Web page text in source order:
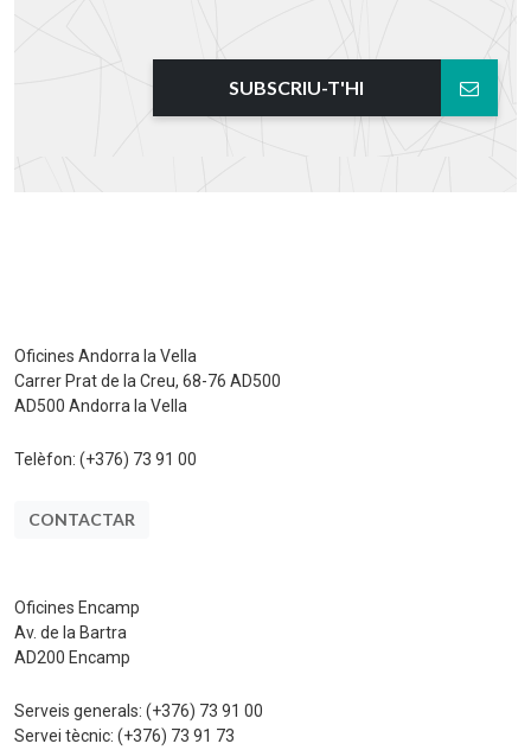
SUBSCRIU-T'HI
Oficines Andorra la Vella
Carrer Prat de la Creu, 68-76 AD500
AD500 Andorra la Vella
Telèfon: (+376) 73 91 00
CONTACTAR
Oficines Encamp
Av. de la Bartra
AD200 Encamp
Serveis generals: (+376) 73 91 00
Servei tècnic: (+376) 73 91 73